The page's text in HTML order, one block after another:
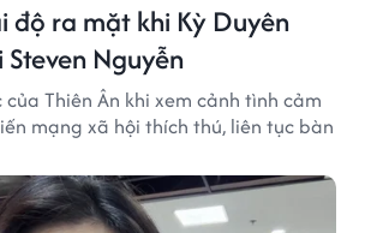
độ ra mặt khi Kỳ Duyên
Nguyễn
của Thiên Ân khi xem cảnh tình cảm
mạng xã hội thích thú, liên tục bàn